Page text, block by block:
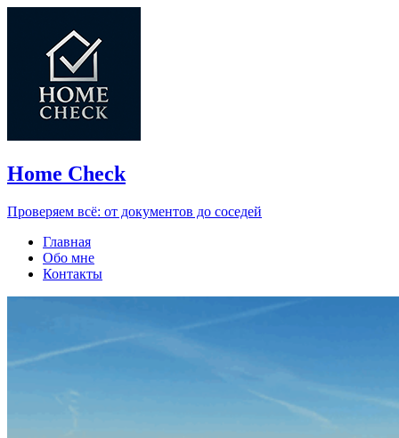
Home Check
Проверяем всё: от документов до соседей
Главная
Обо мне
Контакты